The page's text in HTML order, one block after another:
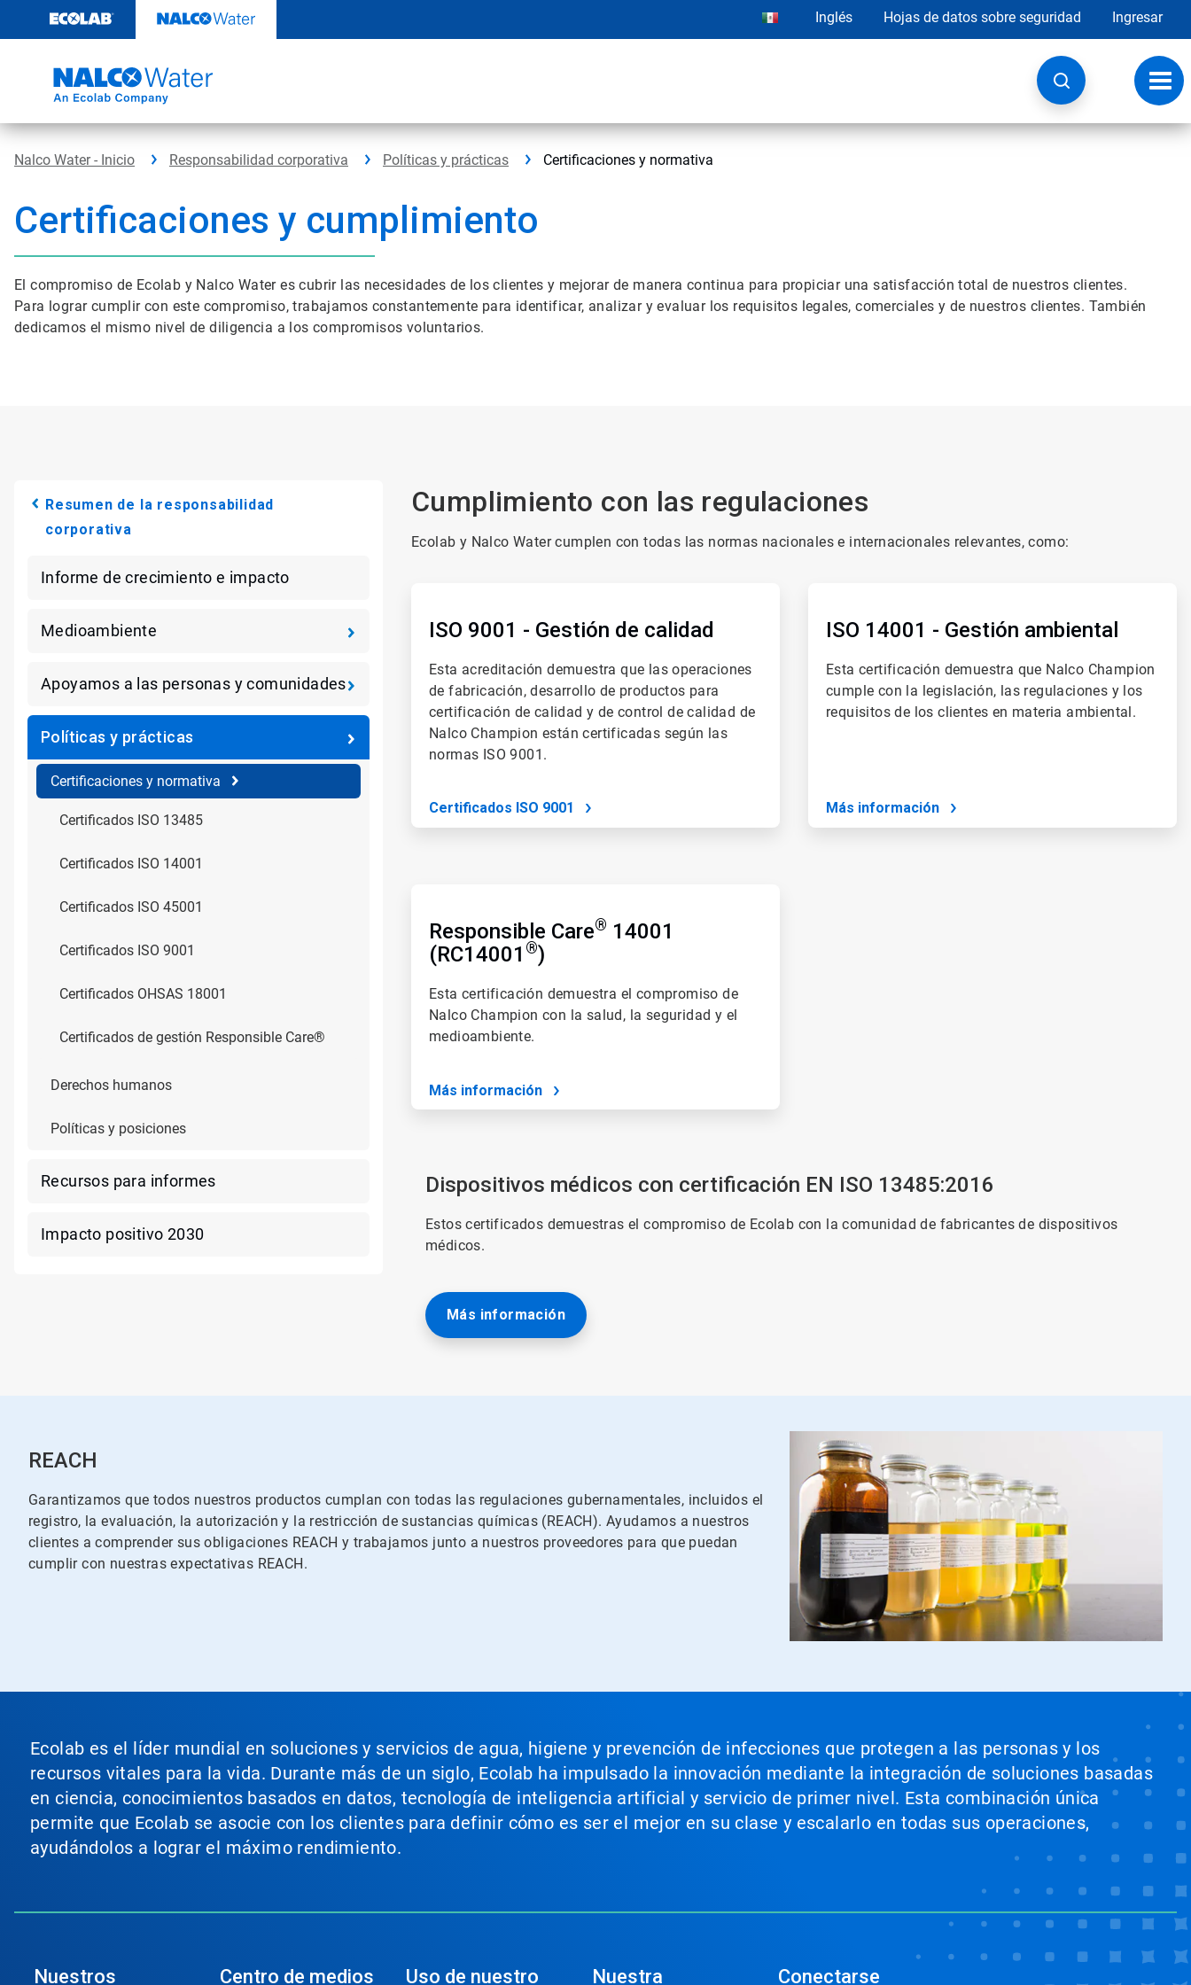
contenido
Inglés Hojas de datos sobre seguridad Ingresar
de
Nalco Water - Inicio Responsabilidad corporativa Políticas y prácticas Certificaciones y normativa
Certificaciones y cumplimiento
El compromiso de Ecolab y Nalco Water es cubrir las necesidades de los clientes y mejorar de manera continua para propiciar una satisfacción total de nuestros clientes.
Para lograr cumplir con este compromiso, trabajamos constantemente para identificar, analizar y evaluar los requisitos legales, comerciales y de nuestros clientes. También
dedicamos el mismo nivel de diligencia a los compromisos voluntarios.
Resumen de la responsabilidad
corporativa
Informe de crecimiento e impacto
Medioambiente
Apoyamos a las personas y comunidades
Políticas y prácticas
Certificaciones y normativa
Certificados ISO 13485
Certificados ISO 14001
Certificados ISO 45001
Certificados ISO 9001
Certificados OHSAS 18001
Certificados de gestión Responsible Care®
Derechos humanos
Políticas y posiciones
Recursos para informes
Impacto positivo 2030
Cumplimiento con las regulaciones
Ecolab y Nalco Water cumplen con todas las normas nacionales e internacionales relevantes, como:
ISO 9001 - Gestión de calidad
Esta acreditación demuestra que las operaciones
de fabricación, desarrollo de productos para
certificación de calidad y de control de calidad de
Nalco Champion están certificadas según las
normas ISO 9001.
Certificados ISO 9001
ISO 14001 - Gestión ambiental
Esta certificación demuestra que Nalco Champion
cumple con la legislación, las regulaciones y los
requisitos de los clientes en materia ambiental.
Más información
Responsible Care® 14001
(RC14001 ®)
Esta certificación demuestra el compromiso de
Nalco Champion con la salud, la seguridad y el
medioambiente.
Más información
Dispositivos médicos con certificación EN ISO 13485:2016
Estos certificados demuestras el compromiso de Ecolab con la comunidad de fabricantes de dispositivos
médicos.
Más información
REACH
Garantizamos que todos nuestros productos cumplan con todas las regulaciones gubernamentales, incluidos el
registro, la evaluación, la autorización y la restricción de sustancias químicas (REACH). Ayudamos a nuestros
clientes a comprender sus obligaciones REACH y trabajamos junto a nuestros proveedores para que puedan
cumplir con nuestras expectativas REACH.
Ecolab es el líder mundial en soluciones y servicios de agua, higiene y prevención de infecciones que protegen a las personas y los
recursos vitales para la vida. Durante más de un siglo, Ecolab ha impulsado la innovación mediante la integración de soluciones basadas
en ciencia, conocimientos basados en datos, tecnología de inteligencia artificial y servicio de primer nivel. Esta combinación única
permite que Ecolab se asocie con los clientes para definir cómo es ser el mejor en su clase y escalarlo en todas sus operaciones,
ayudándolos a lograr el máximo rendimiento.
Nuestros Centro de medios Uso de nuestro Nuestra Conectarse